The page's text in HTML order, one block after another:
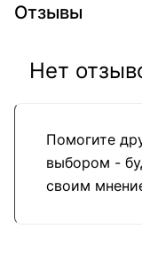
Отзывы
Помогите
выбором -
своим
Нет